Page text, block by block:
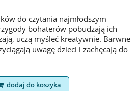
do czytania najmłodszym
bohaterów pobudzają ich
uczą myśleć kreatywnie. Barwne
uwagę dzieci i zachęcają do
dodaj do koszyka